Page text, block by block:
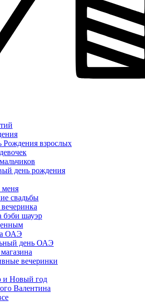
Рождения взрослых
день рождения
меня
свадьбы
бэби шауэр
ОАЭ
день ОАЭ
вечеринки
и Новый год
Валентина